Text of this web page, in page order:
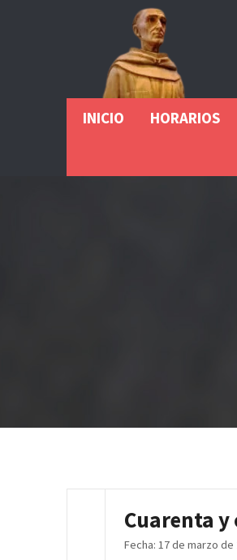
INICIO HORARIOS
Cuarenta
Fecha: 17 de marzo de